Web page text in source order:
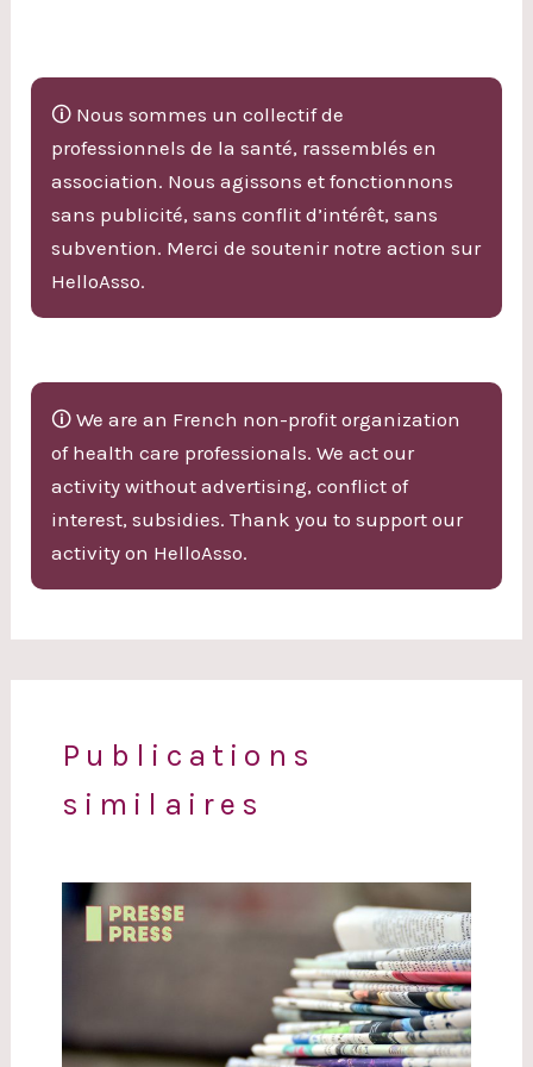
🛈 Nous sommes un collectif de
professionnels de la santé, rassemblés en
association. Nous agissons et fonctionnons
sans publicité, sans conflit d’intérêt, sans
subvention. Merci de soutenir notre action sur
HelloAsso.
🛈 We are an French non-profit organization
of health care professionals. We act our
activity without advertising, conflict of
interest, subsidies. Thank you to support our
activity on HelloAsso.
Publications
similaires